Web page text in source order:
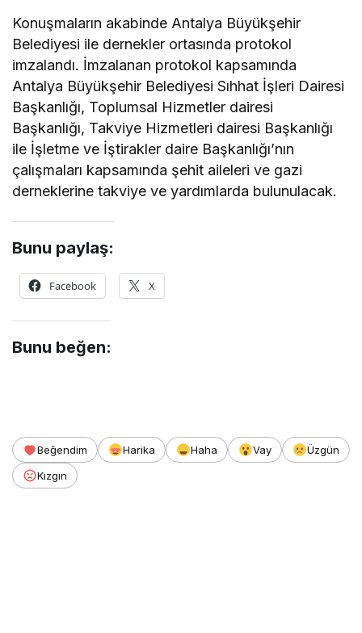
Konuşmaların akabinde Antalya Büyükşehir
Belediyesi ile dernekler ortasında protokol
imzalandı. İmzalanan protokol kapsamında
Antalya Büyükşehir Belediyesi Sıhhat İşleri Dairesi
Başkanlığı, Toplumsal Hizmetler dairesi
Başkanlığı, Takviye Hizmetleri dairesi Başkanlığı
ile İşletme ve İştirakler daire Başkanlığı’nın
çalışmaları kapsamında şehit aileleri ve gazi
derneklerine takviye ve yardımlarda bulunulacak.
Bunu paylaş:
Facebook X
Bunu beğen:
Beğendim Harika Haha Vay
Üzgün
Kızgın